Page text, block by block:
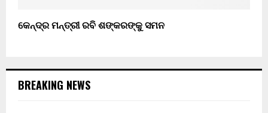
କେନ୍ଦ୍ର ମନ୍ତ୍ରୀ ରବି ଶଙ୍କରଙ୍କୁ ସମନ
BREAKING NEWS